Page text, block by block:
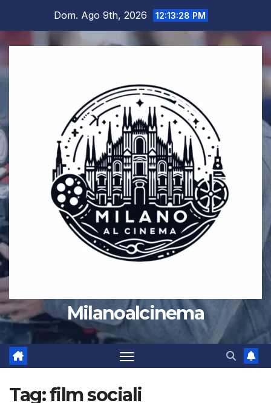
contenuto
Dom. Ago 9th, 2026 12:13:29 PM
Milanoalcinema
Tag:film sociali